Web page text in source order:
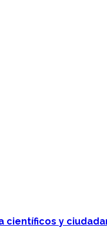
científicos y